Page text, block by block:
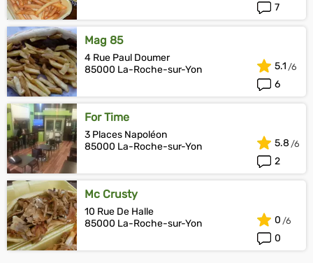
7
Mag 85
4 Rue Paul Doumer
85000 La-Roche-sur-Yon
6
5.1
For Time
3 Places Napoléon
85000 La-Roche-sur-Yon
2
5.8
Mc Crusty
10 Rue De Halle
85000 La-Roche-sur-Yon
0
0